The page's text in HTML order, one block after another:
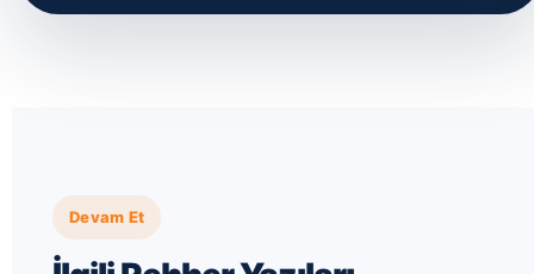
Devam Et